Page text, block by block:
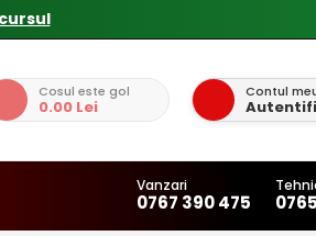
Cosul este gol
0.00 Lei
Contul
Vanzari
0767 390 475